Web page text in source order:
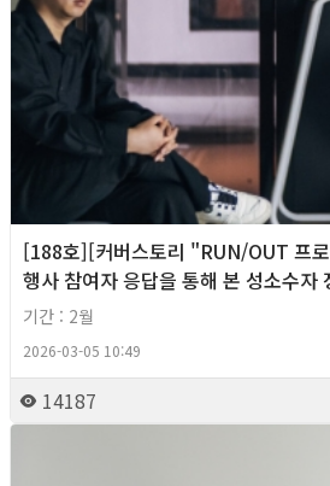
[188호][커버스토리 "RUN/OUT 프
행사 참여자 응답을 통해 본 성소수자
기간 : 2월
2026-03-05 10:49
14187